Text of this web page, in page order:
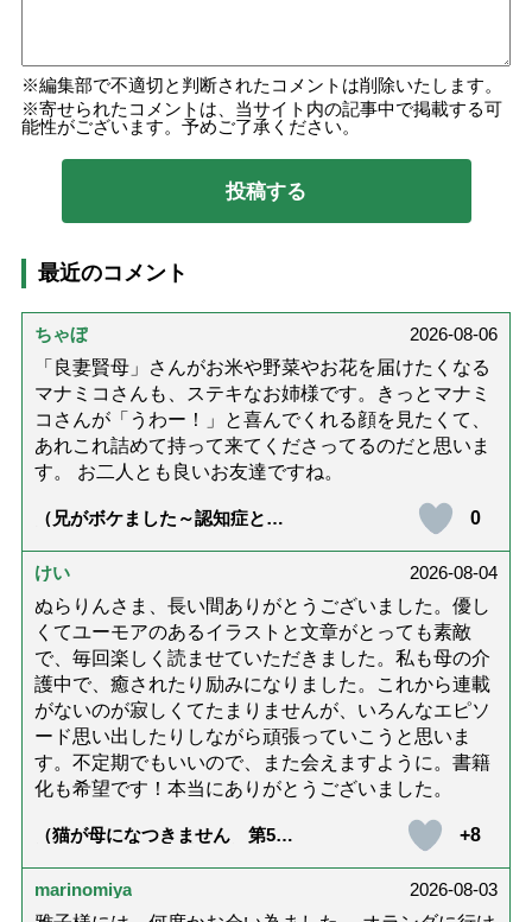
編集部で不適切と判断されたコメントは削除いたします。
寄せられたコメントは、当サイト内の記事中で掲載する可
能性がございます。予めご了承ください。
最近のコメント
ちゃぼ
2026-08-06
「良妻賢母」さんがお米や野菜やお花を届けたくなる
マナミコさんも、ステキなお姉様です。きっとマナミ
コさんが「うわー！」と喜んでくれる顔を見たくて、
あれこれ詰めて持って来てくださってるのだと思いま
す。 お二人とも良いお友達ですね。
（兄がボケました～認知症と介
達』が届きました」）
0
けい
2026-08-04
ぬらりんさま、長い間ありがとうございました。優し
くてユーモアのあるイラストと文章がとっても素敵
で、毎回楽しく読ませていただきました。私も母の介
護中で、癒されたり励みになりました。これから連載
がないのが寂しくてたまりませんが、いろんなエピソ
ード思い出したりしながら頑張っていこうと思いま
す。不定期でもいいので、また会えますように。書籍
化も希望です！本当にありがとうございました。
（猫が母になつきません 第500
+8
marinomiya
2026-08-03